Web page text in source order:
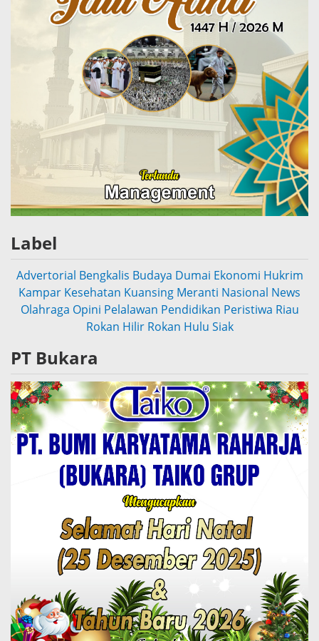
Label
Advertorial Bengkalis Budaya Dumai Ekonomi Hukrim
Kampar Kesehatan Kuansing Meranti Nasional News
Olahraga Opini Pelalawan Pendidikan Peristiwa Riau
Rokan Hilir Rokan Hulu Siak
PT Bukara